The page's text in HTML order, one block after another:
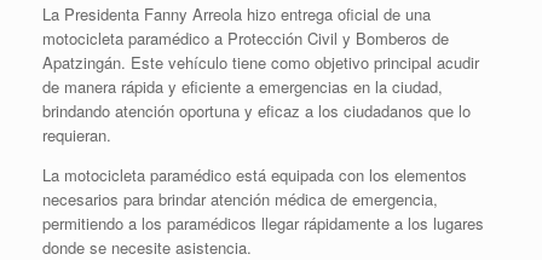
La Presidenta Fanny Arreola hizo entrega oficial de una
motocicleta paramédico a Protección Civil y Bomberos de
Apatzingán. Este vehículo tiene como objetivo principal acudir
de manera rápida y eficiente a emergencias en la ciudad,
brindando atención oportuna y eficaz a los ciudadanos que lo
requieran.
La motocicleta paramédico está equipada con los elementos
necesarios para brindar atención médica de emergencia,
permitiendo a los paramédicos llegar rápidamente a los lugares
donde se necesite asistencia.